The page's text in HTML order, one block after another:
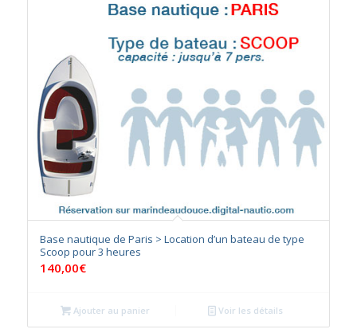
Base nautique de Paris > Location d’un bateau de type
Scoop pour 3 heures
140,00€
Ajouter au panier Voir les détails